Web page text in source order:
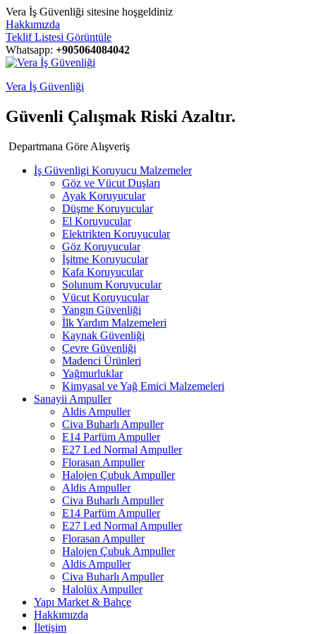
Vera İş Güvenliği sitesine hoşgeldiniz
Hakkımızda
Teklif Listesi Görüntüle
Whatsapp: +905064084042
Vera İş Güvenliği
Güvenli Çalışmak Riski Azaltır.
Departmana Göre Alışveriş
İş Güvenligi Koruyucu Malzemeler
Göz ve Vücut Duşları
Ayak Koruyucular
Düşme Koruyucular
El Koruyucular
Elektrikten Koruyucular
Göz Koruyucular
İşitme Koruyucular
Kafa Koruyucular
Solunum Koruyucular
Vücut Koruyucular
Yangın Güvenliği
İlk Yardım Malzemeleri
Kaynak Güvenliği
Çevre Güvenliği
Madenci Ürünleri
Yağmurluklar
Kimyasal ve Yağ Emici Malzemeleri
Sanayii Ampuller
Aldis Ampuller
Civa Buharlı Ampuller
E14 Parfüm Ampuller
E27 Led Normal Ampuller
Florasan Ampuller
Halojen Çubuk Ampuller
Aldis Ampuller
Civa Buharlı Ampuller
E14 Parfüm Ampuller
E27 Led Normal Ampuller
Florasan Ampuller
Halojen Çubuk Ampuller
Aldis Ampuller
Civa Buharlı Ampuller
Halolüx Ampuller
Yapı Market & Bahçe
Hakkımızda
İletişim